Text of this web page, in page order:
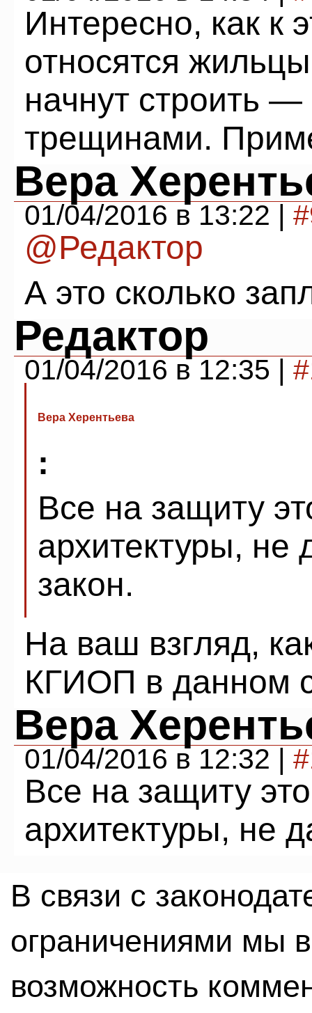
Интересно, как к
относятся
начнут строить
трещинами.
Вера
01/04/2016 в 13:22 |
@Редактор
А это сколько
Редактор
01/04/2016 в 12:35 |
Вера Херентьева
:
Все на защиту
архитектуры, не
закон.
На ваш взгляд,
КГИОП в данном
Вера
01/04/2016 в 12:32 |
Все на защиту
архитектуры, не
В связи с
ограничениями мы
возможность